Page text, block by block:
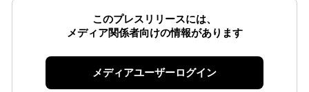
このプレスリリースには、
メディア関係者向けの情報があります
メディアユーザーログイン